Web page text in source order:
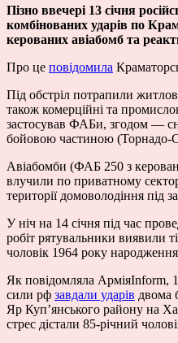
Пізно ввечері 13 січня
комбінованих ударів по
керованих авіабомб та
Про це повідомила
Під обстріл потрапили
також комерційні та
застосував ФАБи, згодом —
бойовою частиною (Торнадо-
Авіабомби (ФАБ 250 з
влучили по приватному
території домоволодіння під
У ніч на 14 січня під час
робіт рятувальники виявили
чоловік 1964 року
Як повідомляла АрміяInform,
сили рф завдали ударів двома
Яр Купʼянського району на
стрес дістали 85-річний